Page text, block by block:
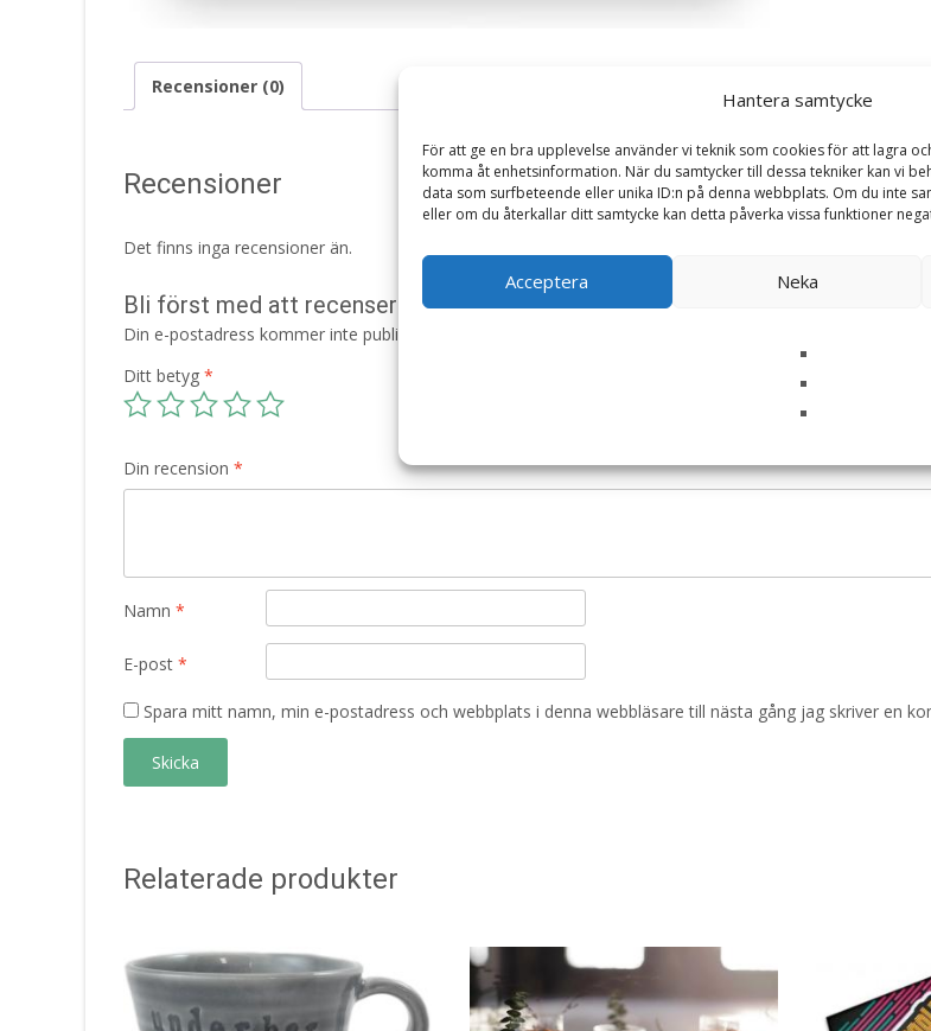
Hantera samtycke
För att ge en bra upplevelse använder vi teknik som cookies för att lagra
komma åt enhetsinformation. När du samtycker till dessa tekniker kan vi
data som surfbeteende eller unika ID:n på denna webbplats. Om du inte
eller om du återkallar ditt samtycke kan detta påverka vissa funktioner
Acceptera Neka
Recensioner (0)
Recensioner
Det finns inga recensioner än.
Bli först med att recensera ”Fotoalbum Good Times”
Din e-postadress kommer inte publiceras.
Ditt betyg *
Din recension *
Namn *
E-post *
Spara mitt namn, min e-postadress och webbplats i denna webbläsare till nästa gång jag skriver en
Relaterade produkter